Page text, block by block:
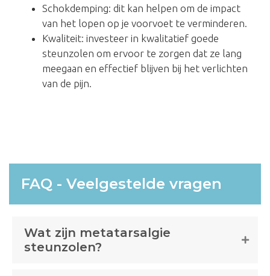
Schokdemping: dit kan helpen om de impact
van het lopen op je voorvoet te verminderen.
Kwaliteit: investeer in kwalitatief goede
steunzolen om ervoor te zorgen dat ze lang
meegaan en effectief blijven bij het verlichten
van de pijn.
FAQ - Veelgestelde vragen
Wat zijn metatarsalgie
steunzolen?